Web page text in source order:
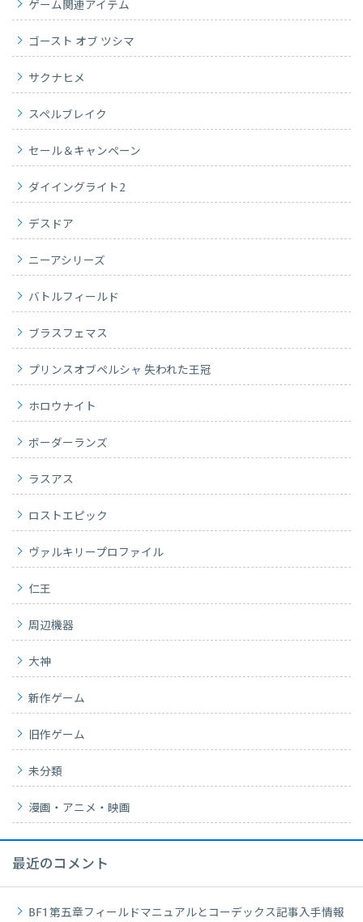
ゲーム関連アイテム
ゴースト オブ ツシマ
サクナヒメ
スペルブレイク
セール＆キャンペーン
ダイイングライト2
デスドア
ニーアシリーズ
バトルフィールド
ブラスフェマス
プリンスオブペルシャ 失われた王冠
ホロウナイト
ボーダーランズ
ラスアス
ロストエピック
ヴァルキリープロファイル
仁王
周辺機器
大神
新作ゲーム
旧作ゲーム
未分類
漫画・アニメ・映画
最近のコメント
BF1 第五章フィールドマニュアルとコーデックス記事入手情報